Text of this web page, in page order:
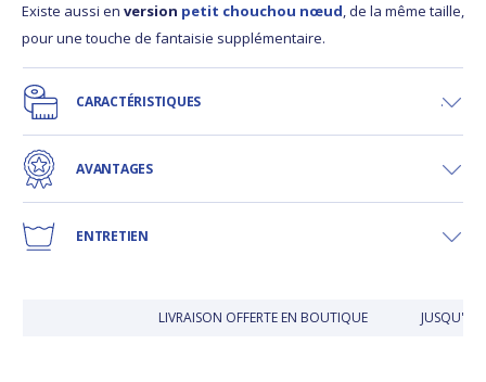
Existe aussi en version petit chouchou nœud, de la même taille,
pour une touche de fantaisie supplémentaire.
CARACTÉRISTIQUES
AVANTAGES
ENTRETIEN
LIVRAISON OFFERTE EN BOUTIQUE JUSQU'À